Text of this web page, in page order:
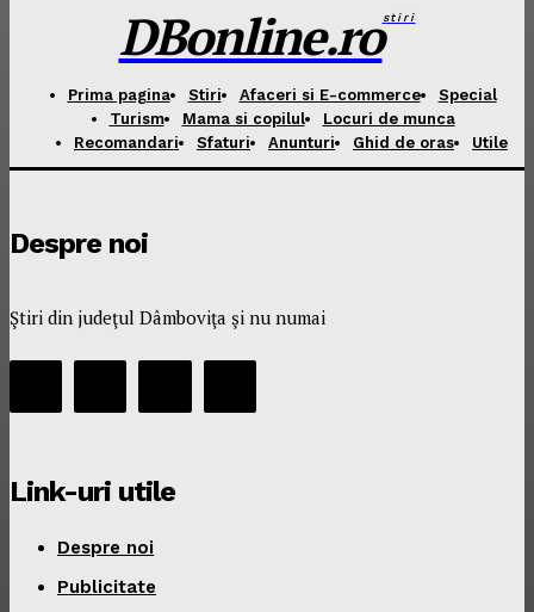
DBonline.rostiri
Prima pagina Stiri Afaceri si E-commerce
Special
Turism
Mama si copilul
Locuri de munca
Recomandari
Sfaturi Anunturi Ghid de oras Utile
Despre noi
Ştiri din judeţul Dâmboviţa şi nu numai
Link-uri utile
Despre noi
Publicitate